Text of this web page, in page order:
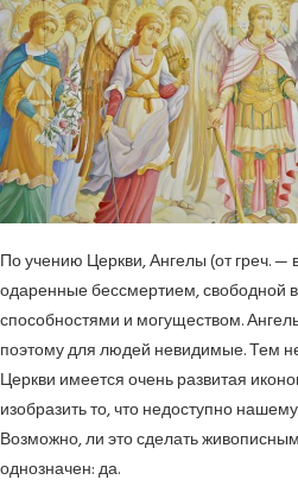
По учению Церкви, Ангелы (от греч. —
одаренные бессмертием, свободной
способностями и могуществом.
поэтому для людей невидимые. Тем
Церкви имеется очень развитая
изобразить то, что недоступно
Возможно, ли это сделать
однозначен: да.